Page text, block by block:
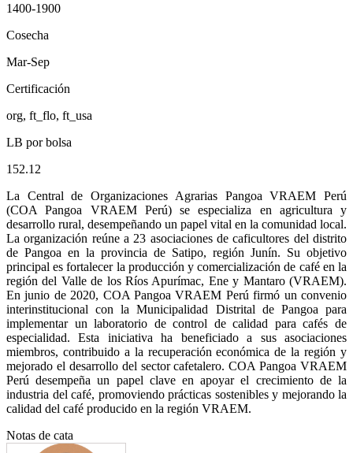
1400-1900
Cosecha
Mar-Sep
Certificación
org, ft_flo, ft_usa
LB por bolsa
152.12
La Central de Organizaciones Agrarias Pangoa VRAEM Perú
(COA Pangoa VRAEM Perú) se especializa en agricultura y
desarrollo rural, desempeñando un papel vital en la comunidad local.
La organización reúne a 23 asociaciones de caficultores del distrito
de Pangoa en la provincia de Satipo, región Junín. Su objetivo
principal es fortalecer la producción y comercialización de café en la
región del Valle de los Ríos Apurímac, Ene y Mantaro (VRAEM).
En junio de 2020, COA Pangoa VRAEM Perú firmó un convenio
interinstitucional con la Municipalidad Distrital de Pangoa para
implementar un laboratorio de control de calidad para cafés de
especialidad. Esta iniciativa ha beneficiado a sus asociaciones
miembros, contribuido a la recuperación económica de la región y
mejorado el desarrollo del sector cafetalero. COA Pangoa VRAEM
Perú desempeña un papel clave en apoyar el crecimiento de la
industria del café, promoviendo prácticas sostenibles y mejorando la
calidad del café producido en la región VRAEM.
Notas de cata